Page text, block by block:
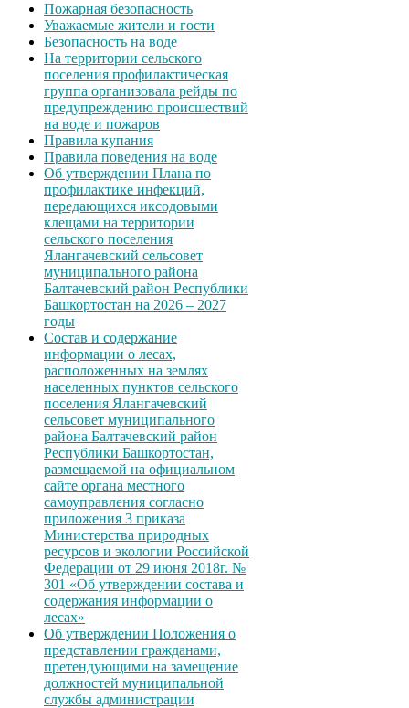
Пожарная безопасность
Уважаемые жители и гости
Безопасность на воде
На территории сельского
поселения профилактическая
группа организовала рейды по
предупреждению происшествий
на воде и пожаров
Правила купания
Правила поведения на воде
Об утверждении Плана по
профилактике инфекций,
передающихся иксодовыми
клещами на территории
сельского поселения
Ялангачевский сельсовет
муниципального района
Балтачевский район Республики
Башкортостан на 2026 – 2027
годы
Состав и содержание
информации о лесах,
расположенных на землях
населенных пунктов сельского
поселения Ялангачевский
сельсовет муниципального
района Балтачевский район
Республики Башкортостан,
размещаемой на официальном
сайте органа местного
самоуправления согласно
приложения 3 приказа
Министерства природных
ресурсов и экологии Российской
Федерации от 29 июня 2018г. №
301 «Об утверждении состава и
содержания информации о
лесах»
Об утверждении Положения о
представлении гражданами,
претендующими на замещение
должностей муниципальной
службы администрации